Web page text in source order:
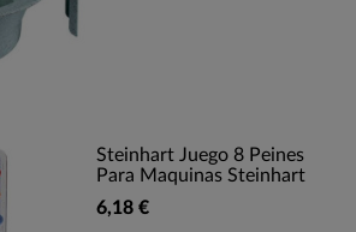
Steinhart Juego 8 Peines
Para Maquinas Steinhart
6,18 €